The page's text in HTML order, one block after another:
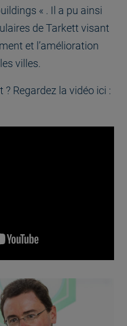
« . Il a pu ainsi
de Tarkett visant
et l’amélioration
villes.
Regardez la vidéo ici :